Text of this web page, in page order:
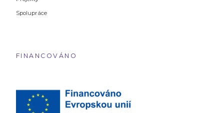
Spolupráce
FINANCOVÁNO